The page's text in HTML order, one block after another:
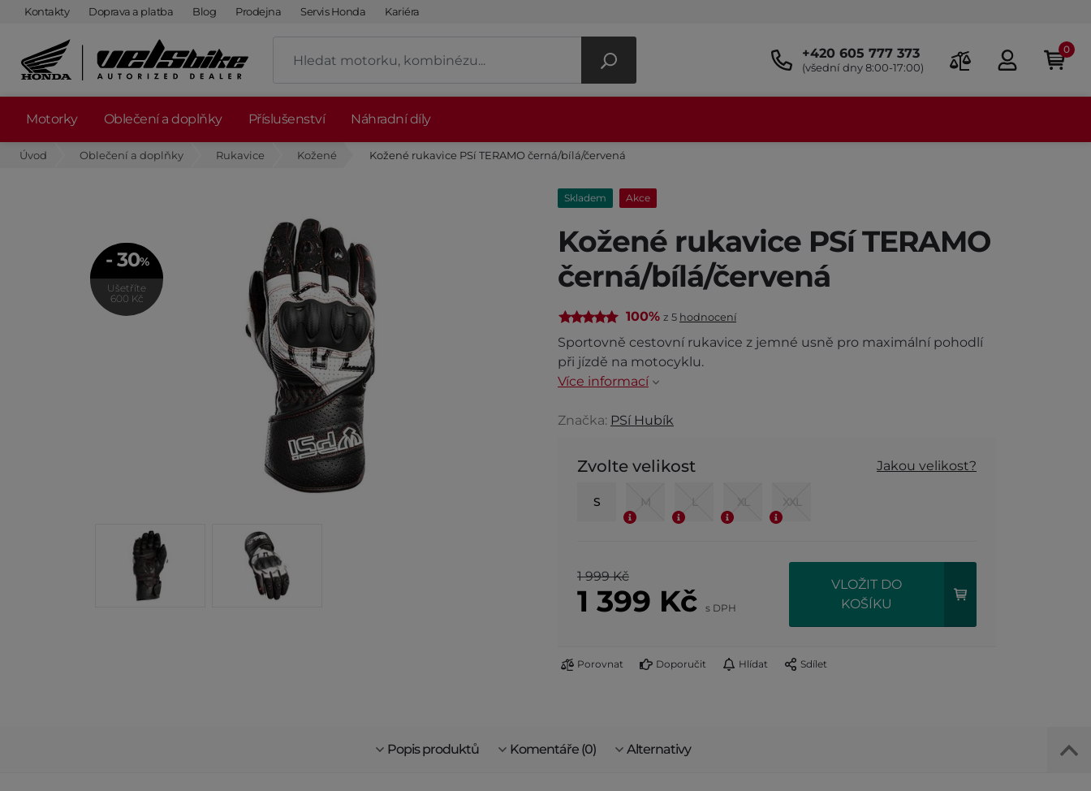
Kontakty Doprava a platba Blog Prodejna Servis Honda Kariéra
+420 605 777 373
(všední dny 8:00-17:00)
0
Motorky Oblečení a doplňky Příslušenství Náhradní díly
Úvod Oblečení a doplňky Rukavice Kožené Kožené rukavice PSí TERAMO černá/bílá/červená
- 30%
Ušetříte
600 Kč
Skladem Akce
Kožené rukavice PSí TERAMO
černá/bílá/červená
100% z 5 hodnocení
Sportovně cestovní rukavice z jemné usně pro maximální pohodlí
při jízdě na motocyklu.
Více informací
Značka: PSí Hubík
Zvolte velikost Jakou velikost?
S M XL XXL
1 999 Kč
1 399 Kč s DPH
VLOŽIT DO
KOŠÍKU
Porovnat Doporučit Hlídat Sdílet
Popis produktů Komentáře (0) Alternativy